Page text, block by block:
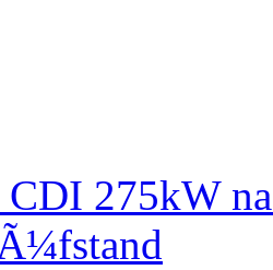
275kW